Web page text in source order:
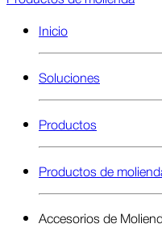
Inicio
Soluciones
Productos
Productos de
Accesorios de